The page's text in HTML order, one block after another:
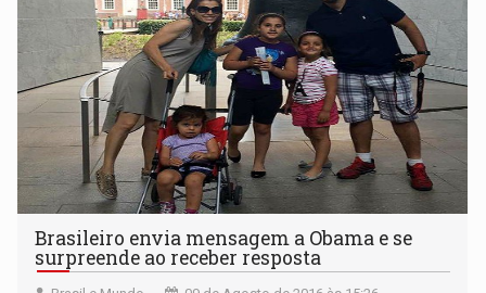
Brasileiro envia mensagem a Obama e se
surpreende ao receber resposta